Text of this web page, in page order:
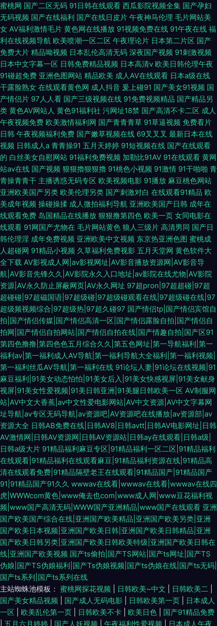
蜜桃网 国产二区无码 91日韩在线观看 西瓜影院视频全集 国产孕妇
无码视频 国产在线福利 国产在线日皮片 午夜神马伦理 毛片网站美
女 AV福利激情毛片 黄色网在线播放 91视频免费在线 91午夜在线 福
利在线视频导航 欧美喷潮一区二区 午夜理论片 日本第二片区 国产
免费大片 精品呦视频 日本乱伦高清无码 深夜国产视频 91刺激视频
日本中文字幕一区 日韩免费精品视频 日本高清v 欧美日韩伦理午夜
91碰超免费 亚洲色图网站 精品欧美 成人AV在线观看 日本a级在线
干露脸熟女 在线观看黄色网 成人抖音 爰上碰91 国产美女91视频 国
产情侣片 97人人看 国产三级视频在线 91免费视频精品 国产精品另
类 黄色AV网站人 黄色91福利社 污网址18禁 国产高清不卡二区 成人
午夜视频免费 欧美激情福利网 国产青青青草 91草逼视频 免费看片
日韩 午夜视频福利免费 国产嫩草视频在线 69叉叉叉 最新日本在线
视频 日韩成人a 青青操91 五月天婷婷 91短视频在线 国产在线观看
的 白丝美女自慰网站 91福利免费视频 加勒比91AV 91在线观看 黄网
站av在线 国产视频 狠狠擼狠狠擼 91桃色小视频 91激情 91干啪啪 青
青操青青干 主播诱惑无码专区 欧美视频电影 91播放 麻豆桃色网站
亚洲欧美国产另类 欧美伦理另类 国产刺激对白 在线观看91精品 欧
美成年视频 操碰操揉 成人微拍福利导航 亚洲欧美国产日韩 成年在
线观看免费 岛国精品在线播放 狠狠撸第四色 欧美一页 女同电影在
线观看 91网国产尤物在 毛片网站黄色 狼人三级片 高清男同 国产日
韩伦理淫 成年免费视频 亚洲欧美中文视频 东京热亚洲色图 蜜桃成
人超碰网 91精品小视频 久草福利免费视影 五月天堂网 黄色软件大
全下载 AV影视成人网|av影视网址|AV影音播放资源网|AV影音导
航|AV影音先锋久久|AV影院永久入口地址|av影院在线尤物|AV影院
资源|AV永久防止屏蔽网页|AV永久网址 97超pron|97超超碰|97超
超碰碰|97超磁国语|97超级碰|97超级碰观看在线|97超级碰在线|97
超级频视频综合|97超级热|97超久碰97 国产情侣tp|国产情侣宾馆自
拍|国产情侣传媒|国产情侣高清一区|国产情侣露脸自拍|国产情侣自
拍网|国产情侣自拍网站|国产情侣自拍在线|国产情趣自拍|国产区91
第四色撸撸|第四色色五月综合久久|第五色网址|第一导航福利|第一
福利av|第一福利成人AV导航|第一福利导航大全福利|第一福利视频|
第一福利丝瓜AV导航|第一福利在线 91论坛人妻|91论坛在线视频|91
麻豆福利|91美女动态怕怕|91美女后入|91美女快感视屏|91美女献身
视屏|91美女性爱视频|91美日韩亚洲|91美腿日韩欧美一区 AV制服网
站|AV中文大香蕉|av中文性爱电影网站|AV中文资源|AV中文字幕网
址导航|av专区无码导航|av资源吧|AV资源吧在线播放|av资源部|av
资源大全 日韩AB免费在线|日韩AV8|日韩avtt|日韩AV电影网址|日韩
AV激情网|日韩AV资源网|日韩AV资源站|日韩ay在线观看|日韩a级|
日韩a级大片 91精品福利麻豆专区|91精品福利一区二区|91精品福利
在线观看|91精品福利在线观看麻豆|91精品福利资源在线|91精品高
清在线观看免费|91精品隔壁老王在线观看|91精品国产|91精品国产
91|91精品国产91久久 wwwav在线看|wwwav在线看|wwwav在线四
虎|WWWcom黄色|www俺去也com|www成人网|www豆花福利视
频|www国产高清无码|WWW国产亚洲精品|www国产在线观看 亚洲
国产欧美国产综合在线|亚洲国产欧美精品|亚洲国产欧美另类|亚洲
国产欧美日本视频|亚洲国产欧美日韩|亚洲国产欧美日韩精品|亚洲
国产欧美日韩另类|亚洲国产欧美日韩欧美特级|亚洲国产欧美日韩在
线|亚洲国产欧美视频 国产ts偷拍|国产TS网站|国产ts网址|国产TS
伪娘|国产TS伪娘福利|国产Ts伪娘视频|国产ts伪娘在线|国产ts无码|
国产ts系列|国产ts系列在线
主站蜘蛛池模板： 蜜桃网探花视频 日韩欧美~中文 日韩欧美二
国产美女精品视频
国产成人无码电影 日韩欧美第一页
日本成人
一区
欧美乱伦第一页 日韩欧美不卡 欧美日色
国产91精品免费
五月六月婷婷 国产人妖视频 午夜福利性爱视频 日本成人午夜